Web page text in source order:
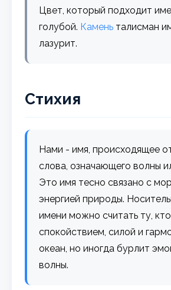
Цвет, который подходит
голубой. Камень талисман
лазурит.
Стихия
Нами - имя, происходящее
слова, означающего волны
Это имя тесно связано с
энергией природы.
имени можно считать ту,
спокойствием, силой и
океан, но иногда бурлит
волны.